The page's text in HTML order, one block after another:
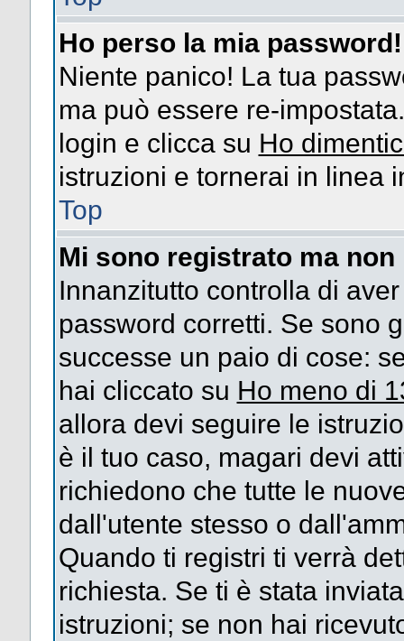
Ho perso la mia password!
Niente panico! La tua
ma può essere re-
login e clicca su Ho
istruzioni e tornerai in linea
Top
Mi sono registrato ma
Innanzitutto controlla di
password corretti. Se sono
successe un paio di cose:
hai cliccato su Ho meno di
allora devi seguire le
è il tuo caso, magari devi
richiedono che tutte le
dall'utente stesso o
Quando ti registri ti verrà
richiesta. Se ti è stata
istruzioni; se non hai